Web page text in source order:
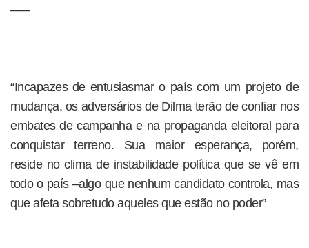
—–
“Incapazes de entusiasmar o país com um projeto de
mudança, os adversários de Dilma terão de confiar nos
embates de campanha e na propaganda eleitoral para
conquistar terreno. Sua maior esperança, porém,
reside no clima de instabilidade política que se vê em
todo o país –algo que nenhum candidato controla, mas
que afeta sobretudo aqueles que estão no poder”